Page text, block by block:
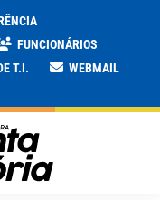
FUNCIONÁRIOS
T.I.
WEBMAIL